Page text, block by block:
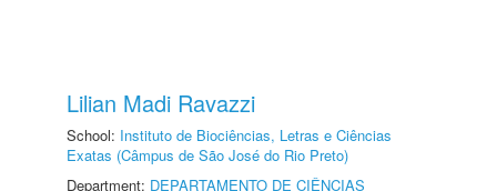
Lilian Madi Ravazzi
School: Instituto de Biociências, Letras e Ciências
Exatas (Câmpus de São José do Rio Preto)
Department: DEPARTAMENTO DE CIÊNCIAS